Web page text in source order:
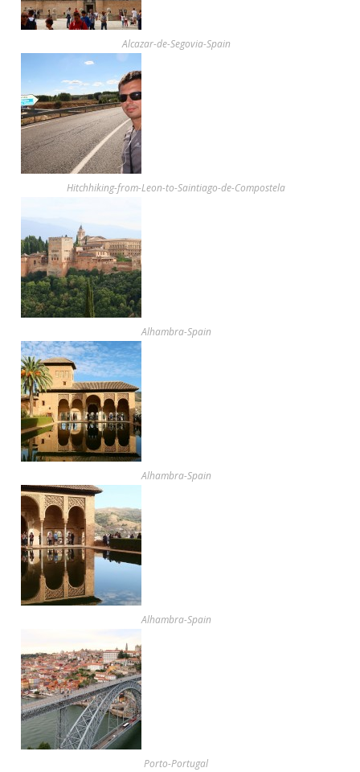
Alcazar-de-Segovia-Spain
Hitchhiking-from-Leon-to-Saintiago-de-Compostela
Alhambra-Spain
Alhambra-Spain
Alhambra-Spain
Porto-Portugal